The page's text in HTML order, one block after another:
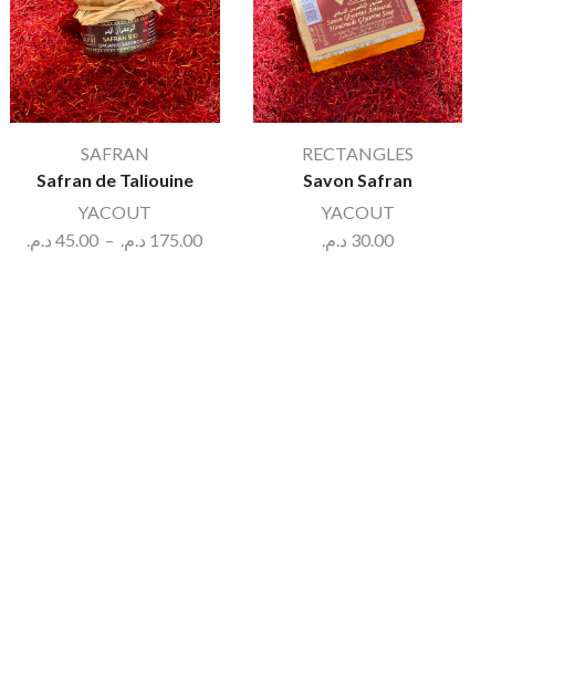
SAFRAN
Safran de Taliouine
YACOUT
45.00 د.م. – 175.00 د.م.
RECTANGLES
Savon Safran
YACOUT
30.00 د.م.